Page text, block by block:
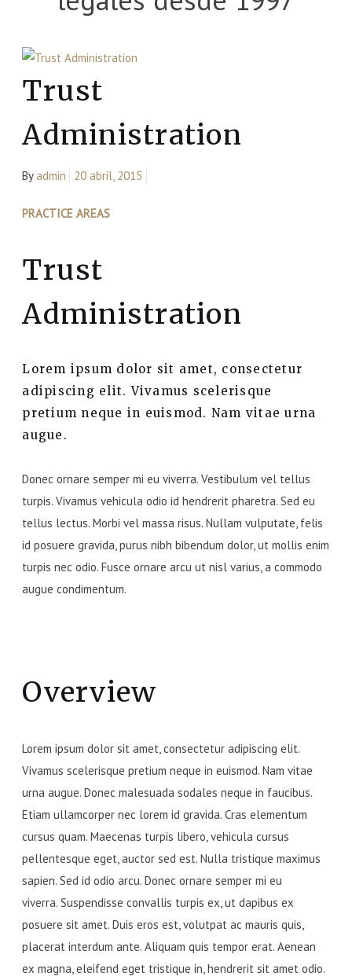
Trust
Administration
Byadmin 20 abril, 2015
PRACTICE AREAS
Trust
Administration
Lorem ipsum dolor sit amet, consectetur
adipiscing elit. Vivamus scelerisque
pretium neque in euismod. Nam vitae urna
augue.
Donec ornare semper mi eu viverra. Vestibulum vel tellus
turpis. Vivamus vehicula odio id hendrerit pharetra. Sed eu
tellus lectus. Morbi vel massa risus. Nullam vulputate, felis
id posuere gravida, purus nibh bibendum dolor, ut mollis enim
turpis nec odio. Fusce ornare arcu ut nisl varius, a commodo
augue condimentum.
Overview
Lorem ipsum dolor sit amet, consectetur adipiscing elit.
Vivamus scelerisque pretium neque in euismod. Nam vitae
urna augue. Donec malesuada sodales neque in faucibus.
Etiam ullamcorper nec lorem id gravida. Cras elementum
cursus quam. Maecenas turpis libero, vehicula cursus
pellentesque eget, auctor sed est. Nulla tristique maximus
sapien. Sed id odio arcu. Donec ornare semper mi eu
viverra. Suspendisse convallis turpis ex, ut dapibus ex
posuere sit amet. Duis eros est, volutpat ac mauris quis,
placerat interdum ante. Aliquam quis tempor erat. Aenean
ex magna, eleifend eget tristique in, hendrerit sit amet odio.